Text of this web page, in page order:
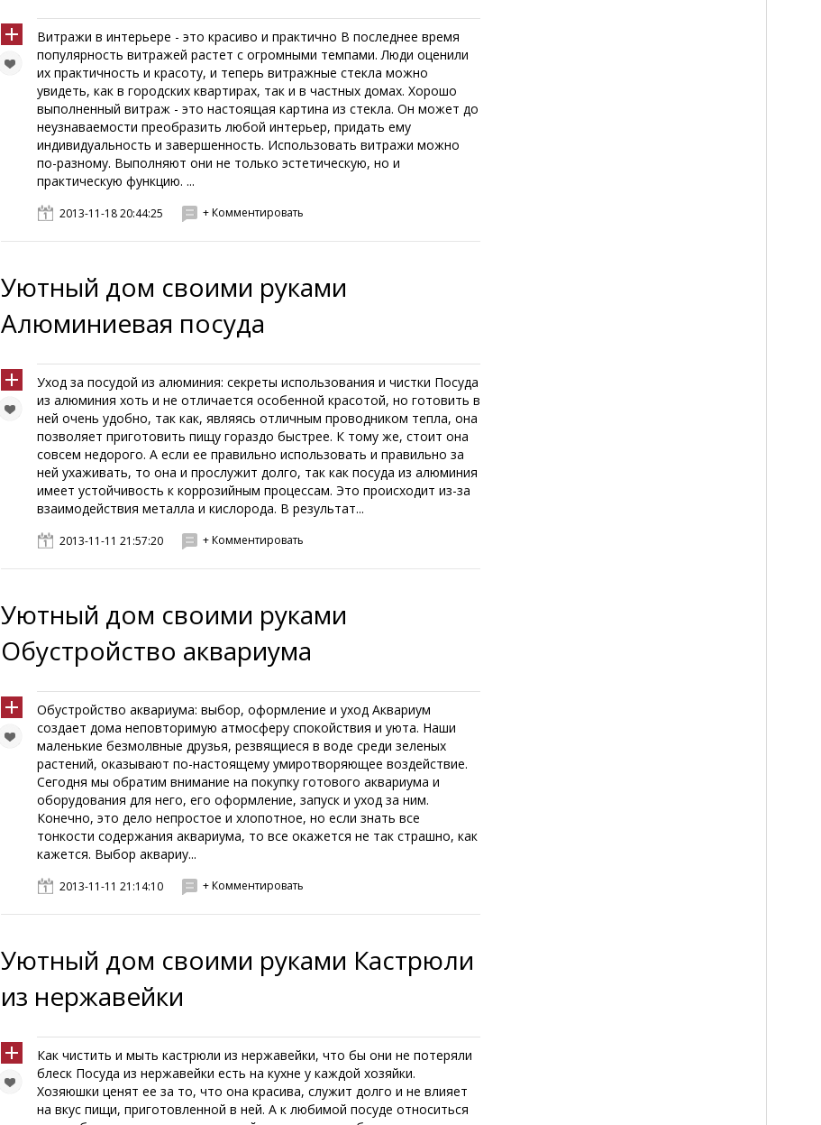
Витражи в интерьере - это красиво и практично В последнее время
популярность витражей растет с огромными темпами. Люди оценили
их практичность и красоту, и теперь витражные стекла можно
увидеть, как в городских квартирах, так и в частных домах. Хорошо
выполненный витраж - это настоящая картина из стекла. Он может до
неузнаваемости преобразить любой интерьер, придать ему
индивидуальность и завершенность. Использовать витражи можно
по-разному. Выполняют они не только эстетическую, но и
практическую функцию. ...
2013-11-18 20:44:25 + Комментировать
Уютный дом своими руками
Алюминиевая посуда
Уход за посудой из алюминия: секреты использования и чистки Посуда
из алюминия хоть и не отличается особенной красотой, но готовить в
ней очень удобно, так как, являясь отличным проводником тепла, она
позволяет приготовить пищу гораздо быстрее. К тому же, стоит она
совсем недорого. А если ее правильно использовать и правильно за
ней ухаживать, то она и прослужит долго, так как посуда из алюминия
имеет устойчивость к коррозийным процессам. Это происходит из-за
взаимодействия металла и кислорода. В результат...
2013-11-11 21:57:20 + Комментировать
Уютный дом своими руками
Обустройство аквариума
Обустройство аквариума: выбор, оформление и уход Аквариум
создает дома неповторимую атмосферу спокойствия и уюта. Наши
маленькие безмолвные друзья, резвящиеся в воде среди зеленых
растений, оказывают по-настоящему умиротворяющее воздействие.
Сегодня мы обратим внимание на покупку готового аквариума и
оборудования для него, его оформление, запуск и уход за ним.
Конечно, это дело непростое и хлопотное, но если знать все
тонкости содержания аквариума, то все окажется не так страшно, как
кажется. Выбор аквариу...
2013-11-11 21:14:10 + Комментировать
Уютный дом своими руками Кастрюли
из нержавейки
Как чистить и мыть кастрюли из нержавейки, что бы они не потеряли
блеск Посуда из нержавейки есть на кухне у каждой хозяйки.
Хозяюшки ценят ее за то, что она красива, служит долго и не влияет
на вкус пищи, приготовленной в ней. А к любимой посуде относиться